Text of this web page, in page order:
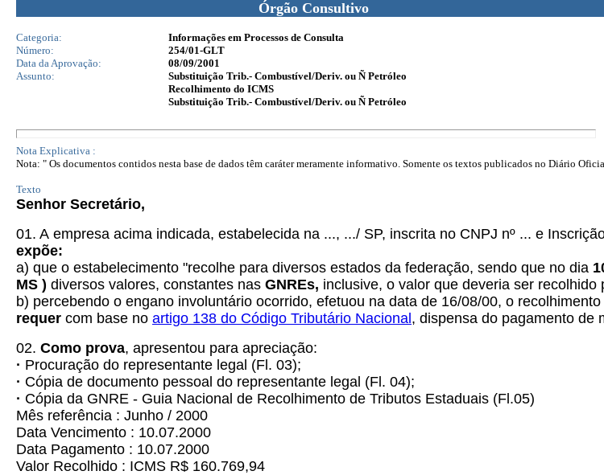
Órgão Consultivo
Categoria:
Informações em Processos de Consulta
Número:
254/01-GLT
Data da Aprovação:
08/09/2001
Assunto:
Substituição Trib.- Combustível/Deriv. ou Ñ Petróleo
Recolhimento do ICMS
Substituição Trib.- Combustível/Deriv. ou Ñ Petróleo
Nota Explicativa :
Nota: " Os documentos contidos nesta base de dados têm caráter meramente informativo. Somente os textos publicados no Diário
Texto
Senhor Secretário,
01. A empresa acima indicada, estabelecida na ..., .../ SP, inscrita no CNPJ nº ... e
expõe:
a) que o estabelecimento "recolhe para diversos estados da federação, sendo que no dia
MS ) diversos valores, constantes nas GNREs, inclusive, o valor que deveria ser recolhido
b) percebendo o engano involuntário ocorrido, efetuou na data de 16/08/00, o
requer com base no artigo 138 do Código Tributário Nacional , dispensa do pagamento de
02. Como prova, apresentou para apreciação:
· Procuração do representante legal (Fl. 03);
· Cópia de documento pessoal do representante legal (Fl. 04);
· Cópia da GNRE - Guia Nacional de Recolhimento de Tributos Estaduais (Fl.05)
Mês referência : Junho / 2000
Data Vencimento : 10.07.2000
Data Pagamento : 10.07.2000
Valor Recolhido : ICMS R$ 160.769,94